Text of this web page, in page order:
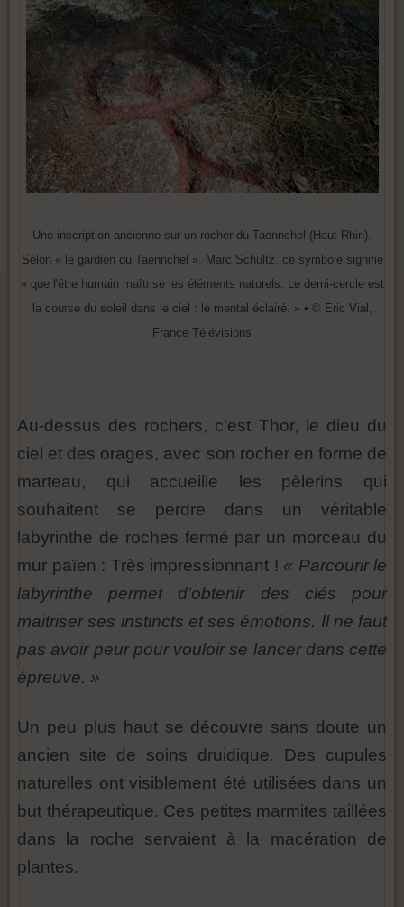
Une inscription ancienne sur un rocher du Taennchel (Haut-Rhin).
Selon « le gardien du Taennchel », Marc Schultz, ce symbole signifie
« que l'être humain maîtrise les éléments naturels. Le demi-cercle est
la course du soleil dans le ciel : le mental éclairé. » • © Éric Vial,
France Télévisions
Au-dessus des rochers, c’est Thor, le dieu du
ciel et des orages, avec son rocher en forme de
marteau, qui accueille les pèlerins qui
souhaitent se perdre dans un véritable
labyrinthe de roches fermé par un morceau du
mur païen : Très impressionnant ! « Parcourir le
labyrinthe permet d’obtenir des clés pour
maitriser ses instincts et ses émotions. Il ne faut
pas avoir peur pour vouloir se lancer dans cette
épreuve. »
Un peu plus haut se découvre sans doute un
ancien site de soins druidique. Des cupules
naturelles ont visiblement été utilisées dans un
but thérapeutique. Ces petites marmites taillées
dans la roche servaient à la macération de
plantes.